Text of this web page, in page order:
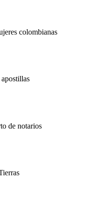
colombianas
de notarios